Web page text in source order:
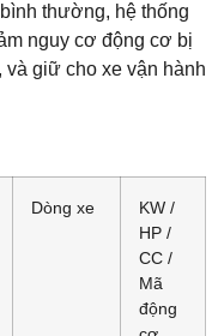
thường, hệ thống
nguy cơ động cơ bị
và giữ cho xe vận hành
Dòng xe
KW /
HP /
CC /
Mã
động